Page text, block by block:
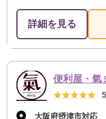
詳細を見る
★★★★★
★★★★★
大阪府摂津市対応